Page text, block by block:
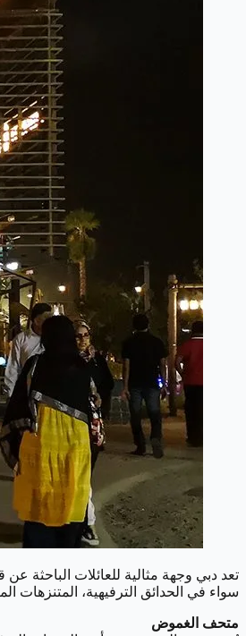
تعد دبي وجهة مثالية للعائلات الباحثة
سواء في الحدائق الترفيهية، المتنزهات
متحف الغموض